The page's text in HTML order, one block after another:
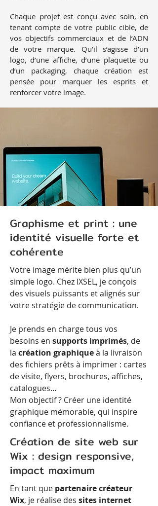
Chaque projet est conçu avec soin, en
tenant compte de votre public cible, de
vos objectifs commerciaux et de l’ADN
de votre marque. Qu’il s’agisse d’un
logo, d’une affiche, d’une plaquette ou
d’un packaging, chaque création est
pensée pour marquer les esprits et
renforcer votre image.
Graphisme et print : une
identité visuelle forte et
cohérente
Votre image mérite bien plus qu’un
simple logo. Chez IXSEL, je conçois
des visuels puissants et alignés sur
votre stratégie de communication.
Je prends en charge tous vos
besoins en supports imprimés, de
la création graphiqueà la livraison
des fichiers prêts à imprimer : cartes
de visite, flyers, brochures, affiches,
catalogues…
Mon objectif ? Créer une identité
graphique mémorable, qui inspire
confiance et professionnalisme.
Création de site web sur
Wix : design responsive,
impact maximum
En tant que partenaire créateur
Wix, je réalise des sites internet